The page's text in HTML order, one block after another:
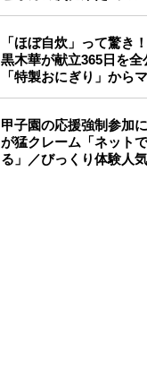
「ほぼ自炊」って驚き
黒木華が献立365日を全
「特製おにぎり」から
甲子園の応援強制参加
が猛クレーム「ネット
る」／びっくり体験人